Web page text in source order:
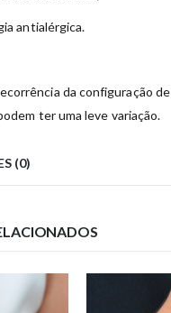
antialérgica.
da configuração
ter uma leve variação.
(0)